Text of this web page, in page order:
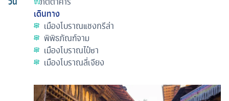
เดินทาง
เมืองโบราณแชงกรีล่า
พิพิธภัณฑ์จาม
เมืองโบราณไป๋ซา
เมืองโบราณลี่เจียง